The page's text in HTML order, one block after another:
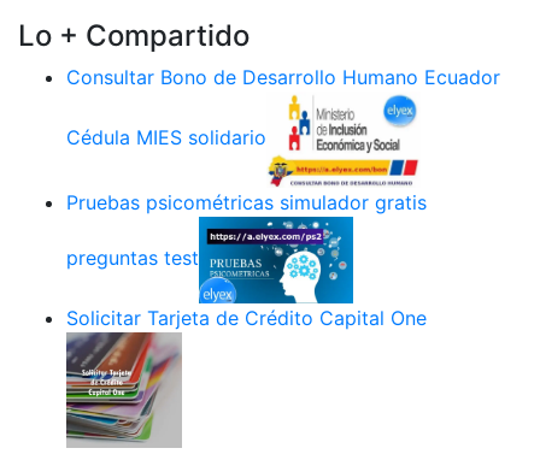
Lo + Compartido
Consultar Bono de Desarrollo Humano Ecuador
Cédula MIES solidario
Pruebas psicométricas simulador gratis
preguntas test
Solicitar Tarjeta de Crédito Capital One